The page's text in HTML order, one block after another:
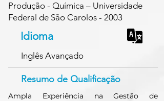
Produção - Química – Universidade
Federal de São Carolos - 2003
Idioma
Inglês Avançado
Resumo de Qualificação
Ampla Experiência na Gestão de